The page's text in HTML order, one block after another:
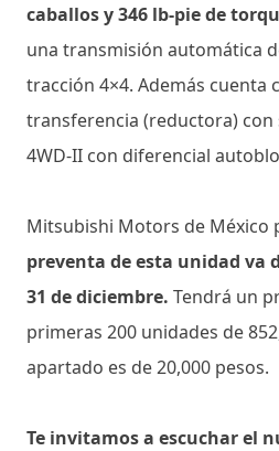
caballos y 346 lb-pie de
una transmisión automática
tracción 4×4. Además cuenta
transferencia (reductora) con
4WD-II con diferencial
Mitsubishi Motors de México
preventa de esta unidad va
31 de diciembre. Tendrá un
primeras 200 unidades de
apartado es de 20,000 pesos.
Te invitamos a escuchar el